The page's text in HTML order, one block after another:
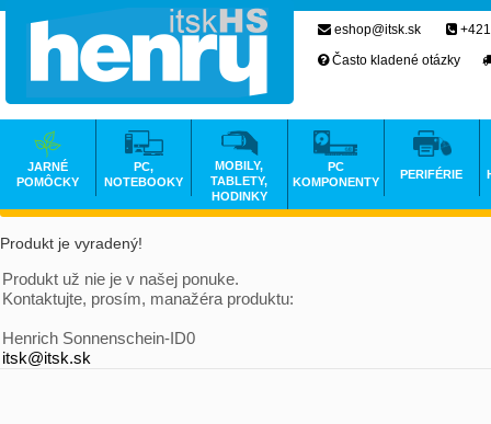
Produkt je vyradený!
Produkt už nie je v našej ponuke.
Kontaktujte, prosím, manažéra produktu:
Henrich Sonnenschein-ID0
itsk@itsk.sk
eshop@itsk.sk
Často kladené otázky
JARNÉ
POMÔCKY
PC,
NOTEBOOKY
MOBILY,
TABLETY,
HODINKY
PC
KOMPONENTY
PERIFÉRIE